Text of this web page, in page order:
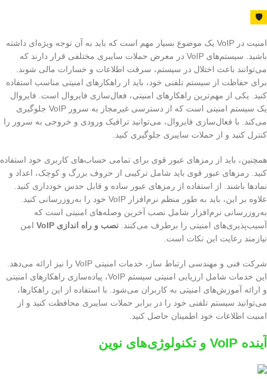
🛡️
امنیت در VoIP یک موضوع بسیار مهم است که باید به آن توجه ویژه‌ای داشته
باشید. سیستم‌های VoIP در معرض حملات سایبری مختلفی قرار دارند که
می‌توانند باعث اختلال در سیستم، سرقت اطلاعات و خسارات مالی شوند.
برای حفاظت از سیستم تلفنی خود، باید از راهکارهای امنیتی مناسب استفاده
کنید. یکی از مهم‌ترین راهکارهای امنیتی، فعال‌سازی فایروال است. فایروال
یک سیستم امنیتی است که از دسترسی غیرمجاز به سرور VoIP جلوگیری
می‌کند. با فعال‌سازی فایروال، می‌توانید ترافیک ورودی و خروجی به سرور را
کنترل کنید و از حملات سایبری جلوگیری کنید.
همچنین، باید از رمزهای عبور قوی برای تمامی حساب‌های کاربری خود استفاده
کنید. رمزهای عبور قوی باید شامل ترکیبی از حروف بزرگ و کوچک، اعداد و
نمادها باشند. از استفاده از رمزهای عبور ساده و قابل حدس خودداری کنید.
علاوه بر این، باید به طور منظم نرم‌افزار VoIP خود را به‌روزرسانی کنید.
به‌روزرسانی نرم‌افزار شامل نصب آخرین وصله‌های امنیتی است که
آسیب‌پذیری‌های امنیتی را برطرف می‌کنند. نصب و راه اندازی VoIP
امن
نیازمند رعایت این نکات است.
شرکت فنی و مهندسی ارتباط ساز، خدمات امنیتی VoIP را نیز ارائه می‌دهد.
این خدمات شامل ارزیابی امنیتی سیستم VoIP، پیاده‌سازی راهکارهای امنیتی
و ارائه آموزش‌های امنیتی به کاربران می‌شود. با استفاده از این راهکارها،
می‌توانید سیستم تلفنی خود را در برابر حملات سایبری محافظت کنید و از
امنیت اطلاعات خود اطمینان حاصل کنید.
آینده VoIP و تکنولوژی‌های نوین